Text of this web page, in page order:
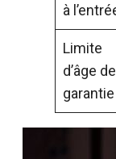
à
Limite
d’âge de
garantie